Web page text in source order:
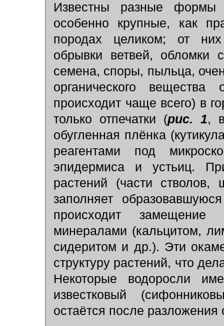
Известны разные
особенно крупные, как
породах целиком; от
обрывки ветвей, обломки
семена, споры, пыльца,
органического вещества
происходит чаще всего) в
только отпечатки (рис. 1,
обугленная плёнка
реагентами под
эпидермиса и устьиц.
растений (части
заполняет
происходит замещение
минералами (кальцитом,
сидеритом и др.). Эти
структуру растений, что
Некоторые водоросли
известковый
остаётся после разложения